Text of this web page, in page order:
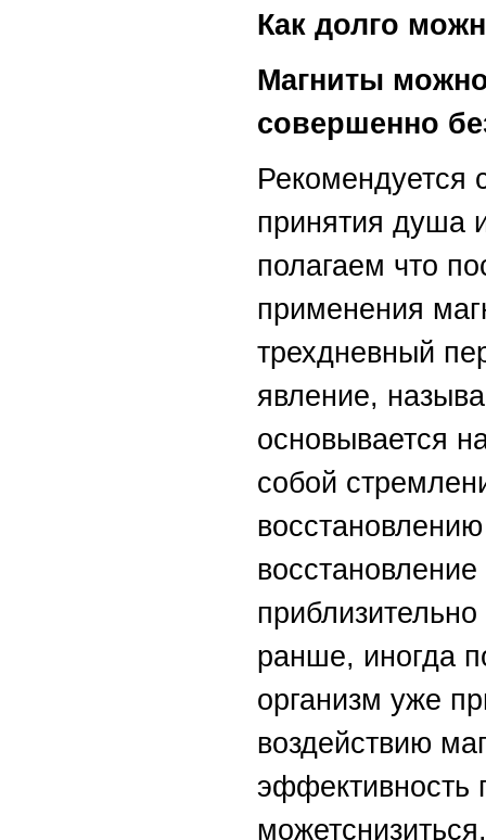
Как долго
Магниты
совершенно
Рекомендуется
принятия душа
полагаем что
применения
трехдневный
явление,
основывается
собой
ранше, иногда
организм уже
воздействию
эффективность
можетснизиться.